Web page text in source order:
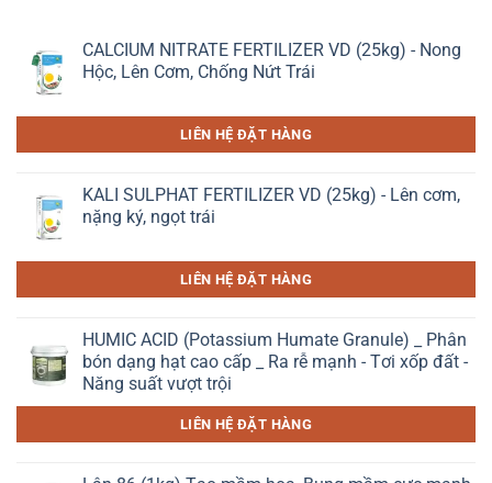
CALCIUM NITRATE FERTILIZER VD (25kg) - Nong
Hộc, Lên Cơm, Chống Nứt Trái
LIÊN HỆ ĐẶT HÀNG
KALI SULPHAT FERTILIZER VD (25kg) - Lên cơm,
nặng ký, ngọt trái
LIÊN HỆ ĐẶT HÀNG
HUMIC ACID (Potassium Humate Granule) _ Phân
bón dạng hạt cao cấp _ Ra rễ mạnh - Tơi xốp đất -
Năng suất vượt trội
LIÊN HỆ ĐẶT HÀNG